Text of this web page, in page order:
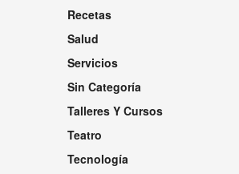
Recetas
Salud
Servicios
Sin Categoría
Talleres Y Cursos
Teatro
Tecnología